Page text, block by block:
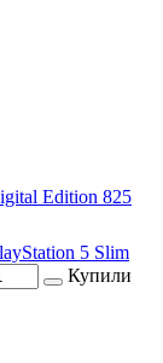
Edition 825
5 Slim
Купили